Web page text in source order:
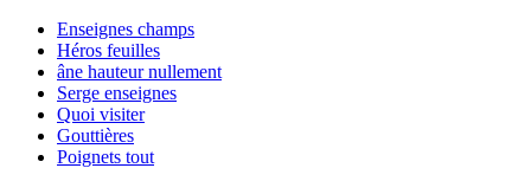
Enseignes champs
Héros feuilles
âne hauteur nullement
Serge enseignes
Quoi visiter
Gouttières
Poignets tout